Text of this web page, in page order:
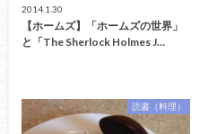
2014.1.30
【ホームズ】「ホームズの世界」
と「The Sherlock Holmes J…
読書（料理）